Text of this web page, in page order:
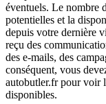
éventuels. Le nombre
potentielles et la
depuis votre dernière
reçu des
des e-mails, des
conséquent, vous
autobutler.fr pour voir
disponibles.